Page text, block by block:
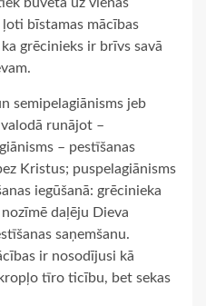
bīstamas mācības
grēcinieks ir brīvs savā
semipelagiānisms jeb
runājot –
– pestīšanas
Kristus; puspelagiānisms
iegūšanā: grēcinieka
daļēju Dieva
saņemšanu.
ir nosodījusi kā
tīro ticību, bet sekas